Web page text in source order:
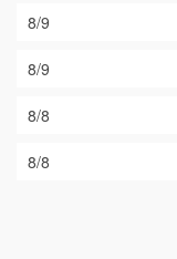
8/9
8/9
8/8
8/8